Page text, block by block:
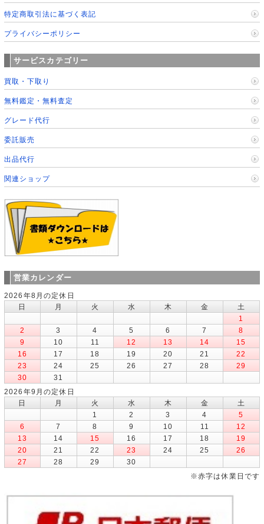
特定商取引法に基づく表記
プライバシーポリシー
サービスカテゴリー
買取・下取り
無料鑑定・無料査定
グレード代行
委託販売
出品代行
関連ショップ
営業カレンダー
2026年8月の定休日
日
月 火 水 木 金
土
1
2
3 4 5 6 7
8
9
10 11 12 13 14
15
16
17 18 19 20 21
22
23
24 25 26 27 28
29
30
31
2026年9月の定休日
日
月 火 水 木 金
土
1
2 3 4
5
6
7 8 9 10 11
12
13
14 15 16 17 18
19
20
21 22 23 24 25
26
27
28 29
30
※赤字は休業日です